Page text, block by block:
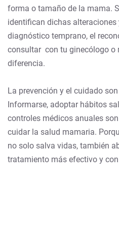
forma o tamaño de la mama.
identifican dichas
diagnóstico temprano, el
consultar con tu ginecólogo o
diferencia.
La prevención y el cuidado
Informarse, adoptar hábitos
controles médicos anuales
cuidar la salud mamaria.
no solo salva vidas, también
tratamiento más efectivo y